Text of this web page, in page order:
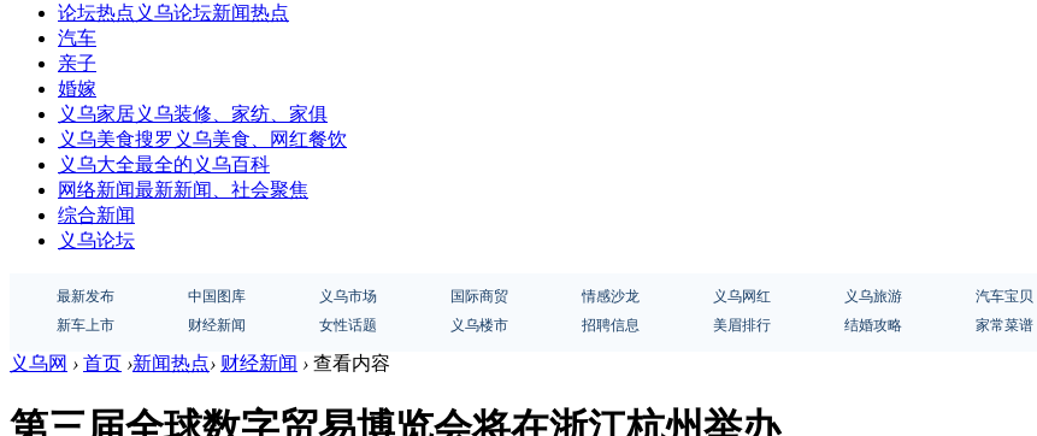
论坛热点 义乌论坛新闻热点
汽车
亲子
婚嫁
义乌家居义乌装修、家纺、家俱
义乌美食搜罗义乌美食、网红餐饮
义乌大全最全的义乌百科
网络新闻最新新闻、社会聚焦
综合新闻
义乌论坛
最新发布 中国图库 义乌市场 国际商贸 情感沙龙 义乌网红 义乌旅游 汽车宝贝
新车上市
财经新闻 女性话题 义乌楼市 招聘信息 美眉排行 结婚攻略 家常菜谱
义乌网 › 首页 ›新闻热点› 财经新闻 › 查看内容